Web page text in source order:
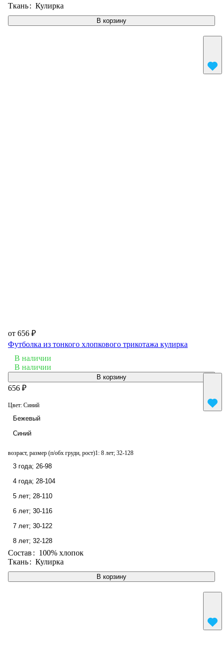
В корзину
Ткань: Кулирка
от 656 ₽
Футболка из тонкого хлопкового трикотажа кулирка
В наличии
В корзину
В наличии
В корзину
656 ₽
Цвет: Синий
Бежевый
Синий
возраст, размер (п/обх груди, рост)1: 8 лет; 32-128
3 года; 26-98
4 года; 28-104
5 лет; 28-110
6 лет; 30-116
7 лет; 30-122
8 лет; 32-128
Состав: 100% хлопок
Ткань: Кулирка